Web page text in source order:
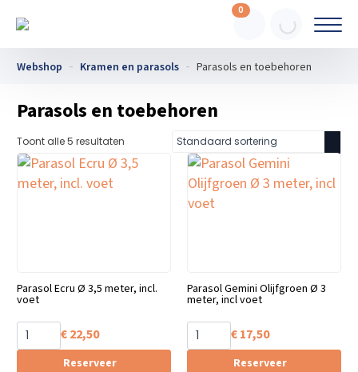
0
Webshop Kramen en parasols Parasols en toebehoren
Parasols en toebehoren
Toont alle 5 resultaten
Parasol Ecru Ø 3,5 meter, incl.
voet
€22,50
Reserveer
Parasol Gemini Olijfgroen Ø 3
meter, incl voet
€17,50
Reserveer